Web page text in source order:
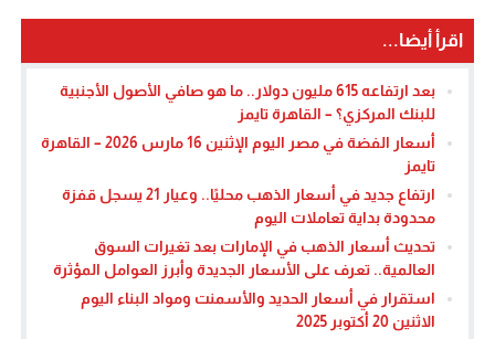
اقرأ أيضا...
بعد ارتفاعه 615 مليون دولار.. ما هو صافي الأصول الأجنبية
للبنك المركزي؟ – القاهرة تايمز
أسعار الفضة في مصر اليوم الإثنين 16 مارس 2026 – القاهرة
تايمز
ارتفاع جديد في أسعار الذهب محليًا.. وعيار 21 يسجل قفزة
محدودة بداية تعاملات اليوم
تحديث أسعار الذهب في الإمارات بعد تغيرات السوق
العالمية.. تعرف على الأسعار الجديدة وأبرز العوامل المؤثرة
استقرار في أسعار الحديد والأسمنت ومواد البناء اليوم
الاثنين 20 أكتوبر 2025